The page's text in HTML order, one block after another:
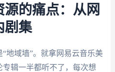
的痛点：从网
剧集
地域墙”。就拿网易云音乐美
辑一半都听不了，每次想